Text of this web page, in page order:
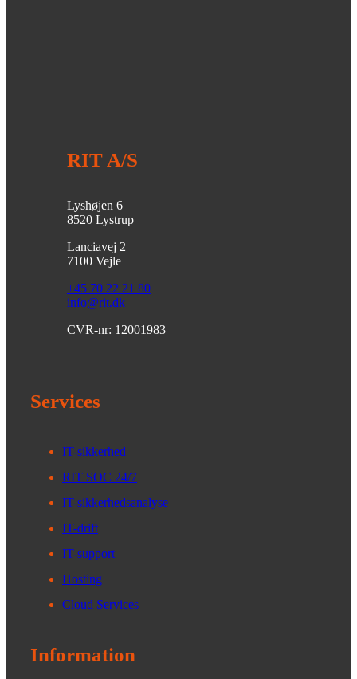
RIT A/S
Lyshøjen 6
8520 Lystrup
Lanciavej 2
7100 Vejle
+45 70 22 21 80
info@rit.dk
CVR-nr: 12001983
Services
IT-sikkerhed
RIT SOC 24/7
IT-sikkerhedsanalyse
IT-drift
IT-support
Hosting
Cloud Services
Information